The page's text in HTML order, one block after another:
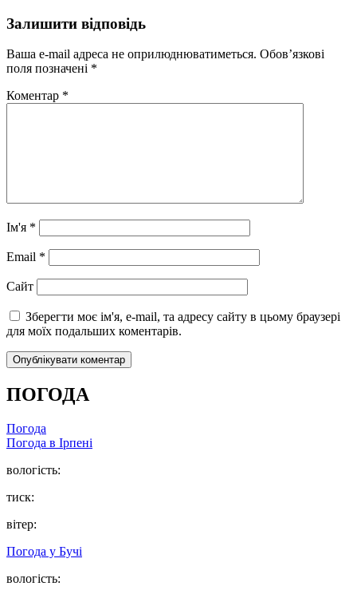
Залишити відповідь
Ваша e-mail адреса не оприлюднюватиметься. Обов’язкові
поля позначені *
Коментар *
Ім'я *
Email *
Сайт
Зберегти моє ім'я, e-mail, та адресу сайту в цьому браузері
для моїх подальших коментарів.
ПОГОДА
Погода
Погода в Ірпені
вологість:
тиск:
вітер:
Погода у Бучі
вологість: